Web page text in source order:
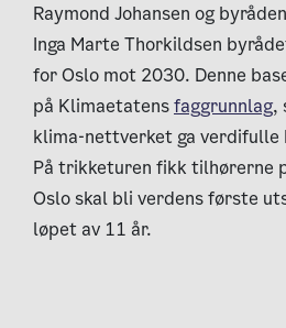
Raymond Johansen og
Inga Marte Thorkildsen
for Oslo mot 2030. Denne
på Klimaetatensfaggrunnlag,
klima-nettverket ga
På trikketuren fikk tilhørerne
Oslo skal bli verdens første
løpet av 11 år.